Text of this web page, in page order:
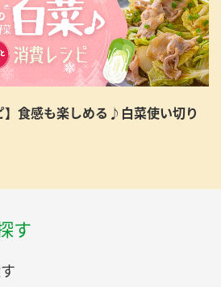
シピ
検索
】食感も楽しめる♪白菜使い切り
す